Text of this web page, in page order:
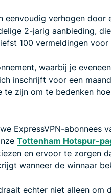
eenvoudig verhogen door
2-jarig aanbieding,
100 vermeldingen
waarbij je
inschrijft voor een
zijn om te bedenken
ExpressVPN-abonnees
Tottenham Hotspur-
en ervoor te zorgen
wanneer de winnaar
echter niet alleen